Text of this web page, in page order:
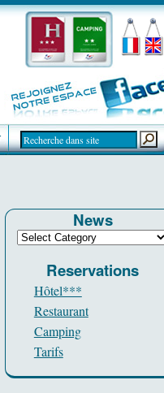
News
Reservations
Hôtel***
Restaurant
Camping
Tarifs